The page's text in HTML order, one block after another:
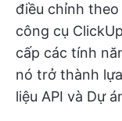
điều chỉnh theo
công cụ
cấp các tính
nó trở thành
liệu API và Dự